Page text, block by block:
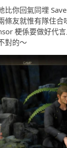
比你回氣同埋
條友就惟有隊住合
梗係要做好代
對的～